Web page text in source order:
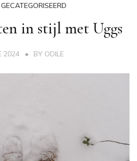
in stijl met Uggs
2024 BY ODILE